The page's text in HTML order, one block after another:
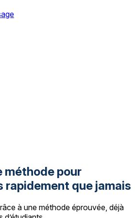
méthode pour
rapidement que jamais
à une méthode éprouvée, déjà